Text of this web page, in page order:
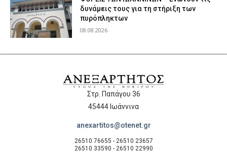
δυνάμεις τους για τη στήριξη των
πυρόπληκτων
08.08.2026
Στρ. Παπάγου 36
45444 Ιωάννινα
anexartitos@otenet.gr
26510 76655 - 26510 23657
26510 33590 - 26510 22990